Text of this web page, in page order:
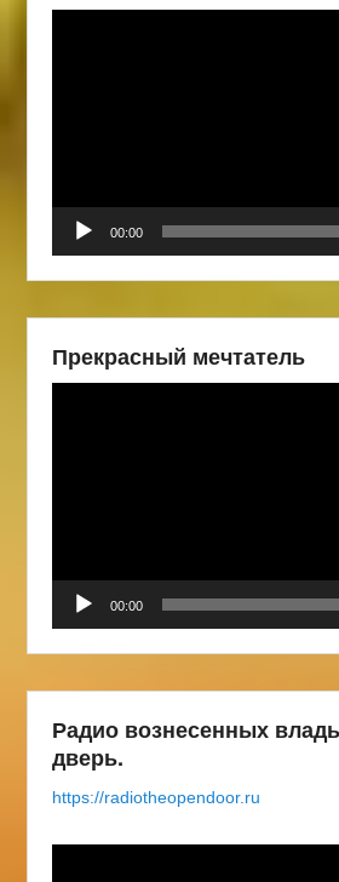
00:00
Прекрасный мечтатель
00:00
Радио вознесенных
дверь.
https://radiotheopendoor.ru